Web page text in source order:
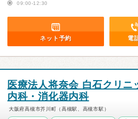
09:00-12:30
ネット予約 電
医療法人将奈会 白石クリニ
内科・消化器内科
大阪府高槻市芥川町（高槻駅、高槻市駅）